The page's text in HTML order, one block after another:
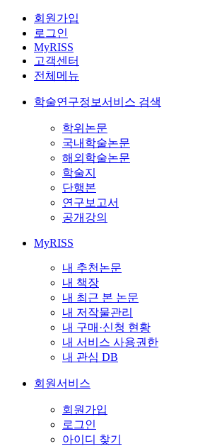
회원가입
로그인
MyRISS
고객센터
전체메뉴
학술연구정보서비스 검색
학위논문
국내학술논문
해외학술논문
학술지
단행본
연구보고서
공개강의
MyRISS
내 추천논문
내 책장
내 최근 본 논문
내 저작물관리
내 구매·신청 현황
내 서비스 사용권한
내 관심 DB
회원서비스
회원가입
로그인
아이디 찾기